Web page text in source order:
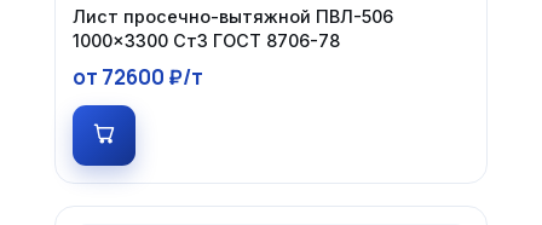
Лист просечно-вытяжной ПВЛ-506
1000×3300 Ст3 ГОСТ 8706-78
от 72600 ₽/т